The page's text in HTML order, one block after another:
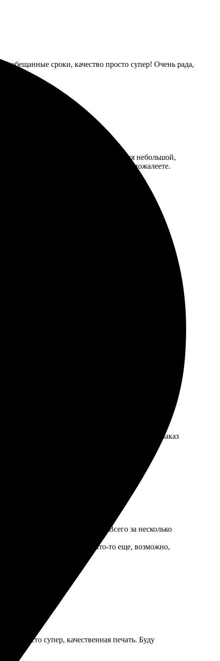
обещанные сроки, качество просто супер! Очень рада,
— всё прошло гладко. Время ожидания небольшой,
Рекомендую попробовать, не пожалеете.
фото, качество на высоте. Курьер доставил
была вовремя, без задержек. Результатом
изображения на высоте, все цвета яркие. Заказ
оказался простым и быстрым. Всего за несколько
видны.
планирую заказать что-то еще, возможно,
просто супер, качественная печать. Буду